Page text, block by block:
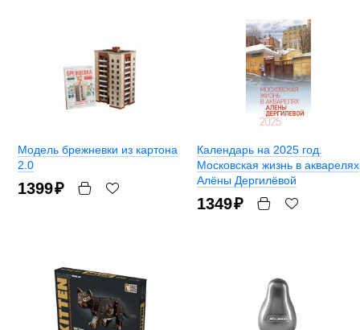
Модель брежневки из картона
2.0
1399₽
Календарь на 2025 год.
Московская жизнь в акварелях
Алёны Дергилёвой
1349₽